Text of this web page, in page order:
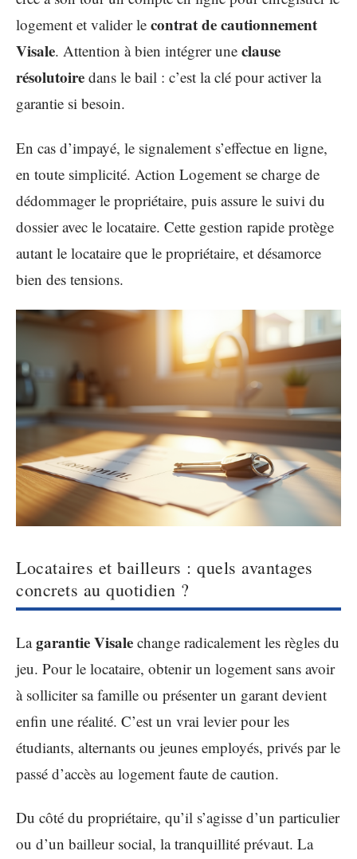
logement et valider le contrat de cautionnement
Visale. Attention à bien intégrer une clause
résolutoire dans le bail : c’est la clé pour activer la
garantie si besoin.
En cas d’impayé, le signalement s’effectue en ligne,
en toute simplicité. Action Logement se charge de
dédommager le propriétaire, puis assure le suivi du
dossier avec le locataire. Cette gestion rapide protège
autant le locataire que le propriétaire, et désamorce
bien des tensions.
Locataires et bailleurs : quels avantages
concrets au quotidien ?
Lagarantie Visale change radicalement les règles du
jeu. Pour le locataire, obtenir un logement sans avoir
à solliciter sa famille ou présenter un garant devient
enfin une réalité. C’est un vrai levier pour les
étudiants, alternants ou jeunes employés, privés par le
passé d’accès au logement faute de caution.
Du côté du propriétaire, qu’il s’agisse d’un particulier
ou d’un bailleur social, la tranquillité prévaut. La